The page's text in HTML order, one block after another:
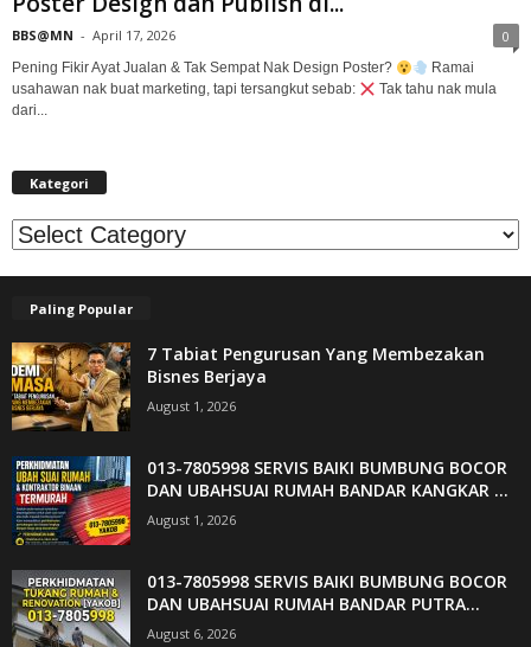
BBS@MN - April 17, 2026 0
Pening Fikir Ayat Jualan & Tak Sempat Nak Design Poster?
Ramai
usahawan nak buat marketing, tapi tersangkut sebab:
Tak tahu nak mula
dari...
Kategori
Kategori
Paling Popular
7 Tabiat Pengurusan Yang Membezakan
Bisnes Berjaya
August 1, 2026
013-7805998 SERVIS BAIKI BUMBUNG BOCOR
DAN UBAHSUAI RUMAH BANDAR KANGKAR ...
August 1, 2026
013-7805998 SERVIS BAIKI BUMBUNG BOCOR
DAN UBAHSUAI RUMAH BANDAR PUTRA...
August 6, 2026